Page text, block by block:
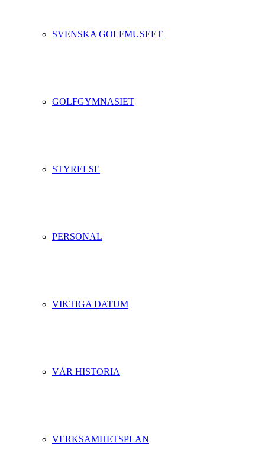
SVENSKA GOLFMUSEET
GOLFGYMNASIET
STYRELSE
PERSONAL
VIKTIGA DATUM
VÅR HISTORIA
VERKSAMHETSPLAN